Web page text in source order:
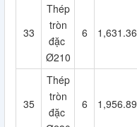
33
Thép
tròn
đặc
Ø210
6 1,631.36
35
Thép
tròn
đặc
6 1,956.89